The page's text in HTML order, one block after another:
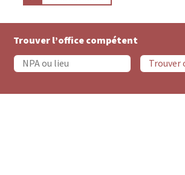
Trouver l’office compétent